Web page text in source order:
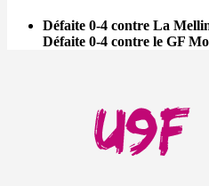
Défaite 0-4 contre La
Défaite 0-4 contre le GF